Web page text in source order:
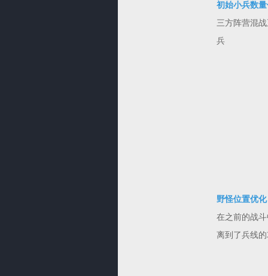
初始小兵数
三方阵营混
兵
野怪位置优化
在之前的战
离到了兵线